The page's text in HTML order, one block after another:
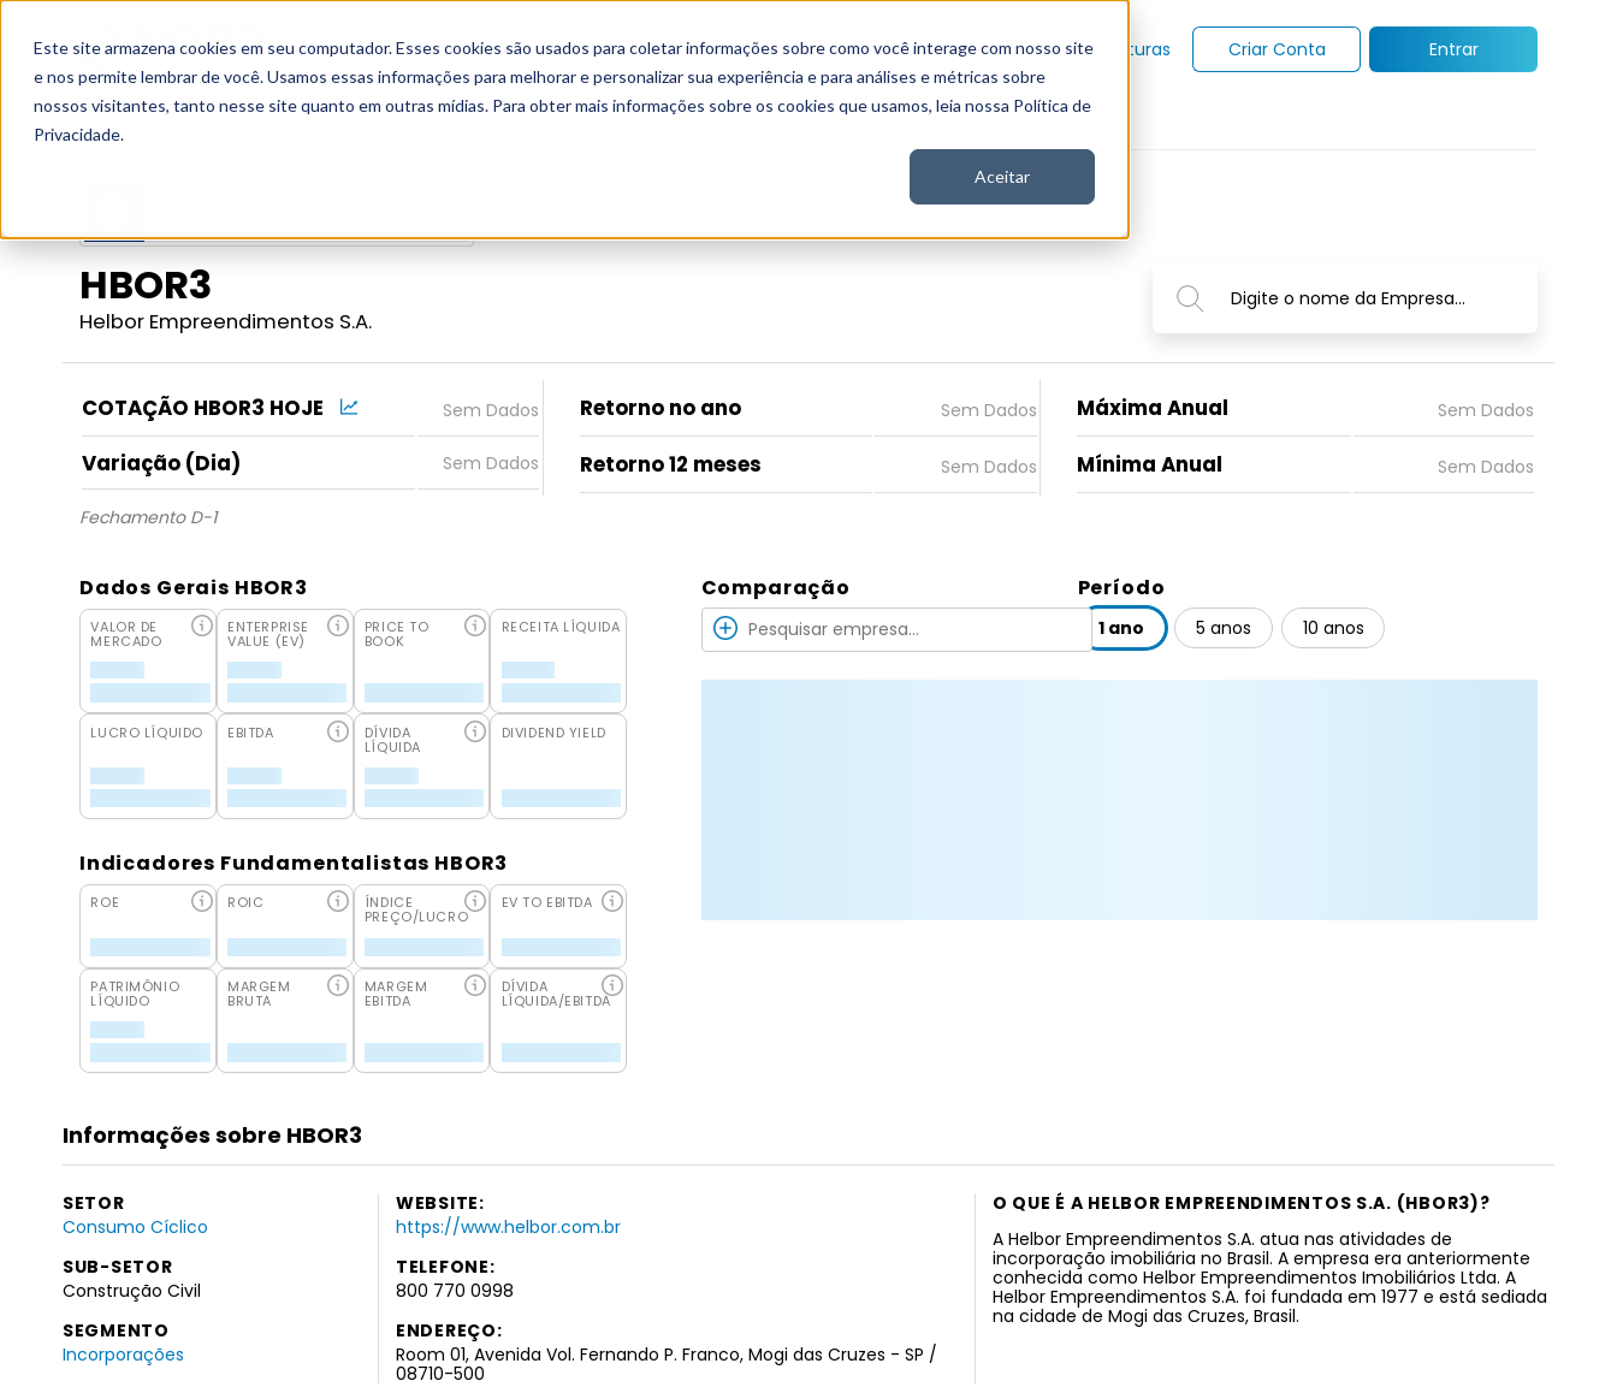
Este site armazena cookies em seu computador. Esses cookies são usados para coletar informações sobre como você interage com nosso site
e nos permite lembrar de você. Usamos essas informações para melhorar e personalizar sua experiência e para análises e métricas sobre
nossos visitantes, tanto nesse site quanto em outras mídias. Para obter mais informações sobre os cookies que usamos, leia nossa Política de
Privacidade.
Aceitar
Grupo Nord Seja Nord Gratuito Analítica Notícias Assinaturas Criar Conta Entrar
HBOR3
Helbor Empreendimentos S.A.
Digite o nome da Empresa...
COTAÇÃO HBOR3 HOJE
Variação (Dia)
Retorno no ano
Retorno 12 meses
Máxima Anual
Mínima Anual
Fechamento D-1
Dados Gerais HBOR3
VALOR DE
MERCADO
ENTERPRISE
VALUE (EV)
PRICE TO
BOOK
RECEITA LÍQUIDA
LUCRO LÍQUIDO EBITDA DÍVIDA
LÍQUIDA
DIVIDEND YIELD
Indicadores Fundamentalistas HBOR3
ROE ROIC ÍNDICE
PREÇO/LUCRO
EV TO EBITDA
PATRIMÔNIO
LÍQUIDO
MARGEM
BRUTA
MARGEM
EBITDA
DÍVIDA
LÍQUIDA/EBITDA
Comparação Período
1 ano 5 anos 10 anos
Informações sobre HBOR3
SETOR
Consumo Cíclico
SUB-SETOR
Construção Civil
SEGMENTO
Incorporações
WEBSITE:
https://www.helbor.com.br
TELEFONE:
800 770 0998
ENDEREÇO:
Room 01, Avenida Vol. Fernando P. Franco, Mogi das Cruzes - SP /
08710-500
O QUE É A HELBOR EMPREENDIMENTOS S.A. (HBOR3)?
A Helbor Empreendimentos S.A. atua nas atividades de
incorporação imobiliária no Brasil. A empresa era anteriormente
conhecida como Helbor Empreendimentos Imobiliários Ltda. A
Helbor Empreendimentos S.A. foi fundada em 1977 e está sediada
na cidade de Mogi das Cruzes, Brasil.